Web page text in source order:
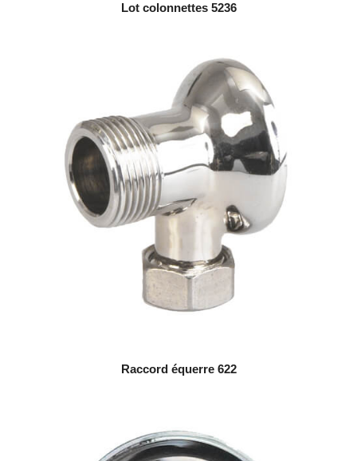
Lot colonnettes 5236
Raccord équerre 622